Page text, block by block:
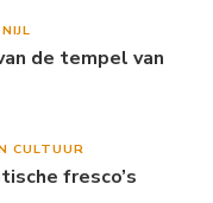
de tempel van
CULTUUR
fresco’s